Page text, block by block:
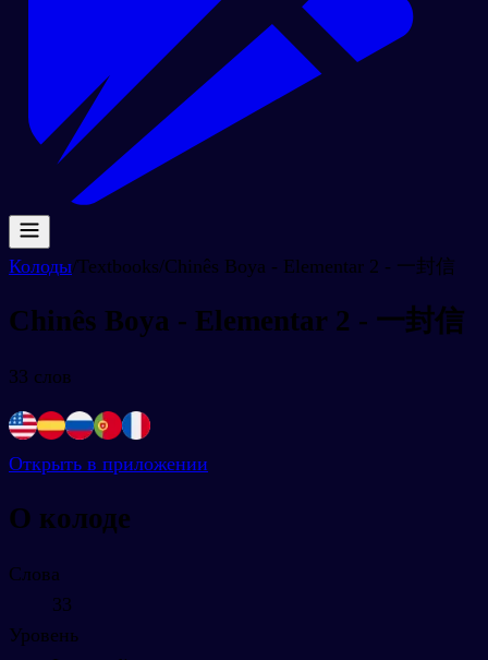
Колоды/Textbooks/Chinês Boya - Elementar 2 - 一封信
Chinês Boya - Elementar 2 - 一封信
33 слов
Открыть в приложении
О колоде
Слова
33
Уровень